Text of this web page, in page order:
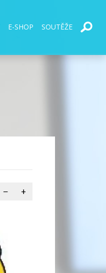
E-SHOP SOUTĚŽE
− +